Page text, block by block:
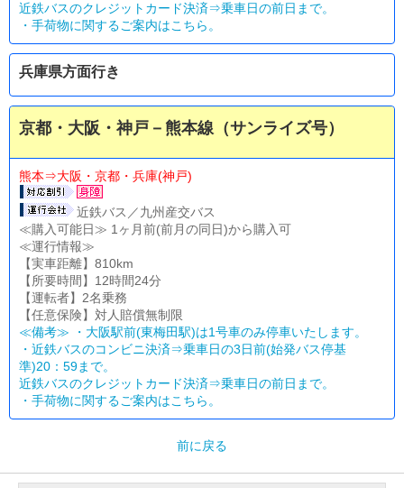
近鉄バスのクレジットカード決済⇒乗車日の前日まで。
・ 手荷物に関するご案内はこちら。
兵庫県方面行き
京都・大阪・神戸－熊本線（サンライズ号）
熊本⇒大阪・京都・兵庫(神戸)
近鉄バス／九州産交バス
≪購入可能日≫ 1ヶ月前(前月の同日)から購入可
≪運行情報≫
【実車距離】810km
【所要時間】12時間24分
【運転者】2名乗務
【任意保険】対人賠償無制限
≪備考≫ ・大阪駅前(東梅田駅)は1号車のみ停車いたします。
・近鉄バスのコンビニ決済⇒乗車日の3日前(始発バス停基
準)20：59まで。
近鉄バスのクレジットカード決済⇒乗車日の前日まで。
・ 手荷物に関するご案内はこちら。
前に戻る